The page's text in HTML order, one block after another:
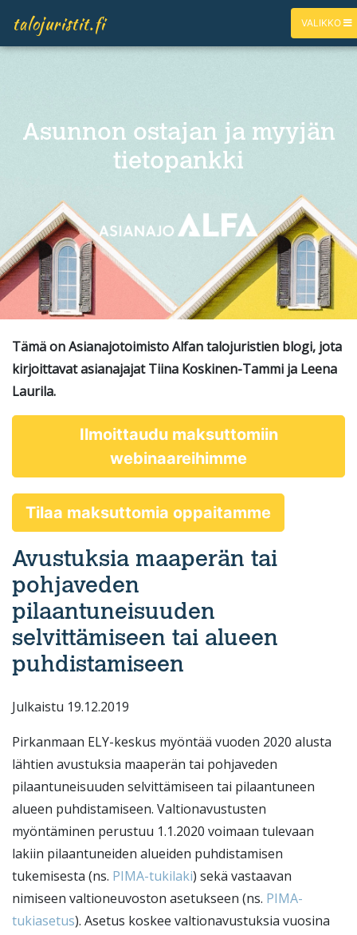
talojuristit.fi VALIKKO
Asunnon ostajan ja myyjän
tietopankki
Tämä on Asianajotoimisto Alfan talojuristien blogi, jota
kirjoittavat asianajajat Tiina Koskinen-Tammi ja Leena
Laurila.
Ilmoittaudu maksuttomiin
webinaareihimme
Tilaa maksuttomia oppaitamme
Avustuksia maaperän tai
pohjaveden
pilaantuneisuuden
selvittämiseen tai alueen
puhdistamiseen
Julkaistu 19.12.2019
Pirkanmaan ELY-keskus myöntää vuoden 2020 alusta
lähtien avustuksia maaperän tai pohjaveden
pilaantuneisuuden selvittämiseen tai pilaantuneen
alueen puhdistamiseen. Valtionavustusten
myöntäminen perustuu 1.1.2020 voimaan tulevaan
lakiin pilaantuneiden alueiden puhdistamisen
tukemisesta (ns. PIMA-tukilaki) sekä vastaavan
nimiseen valtioneuvoston asetukseen (ns. PIMA-
tukiasetus). Asetus koskee valtionavustuksia vuosina